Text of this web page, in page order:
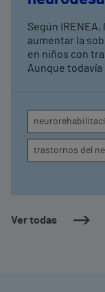
Ver todas
expertos en
Según
aumentar la
en niños con
Aunque
atención, la
conducta
trastornos del